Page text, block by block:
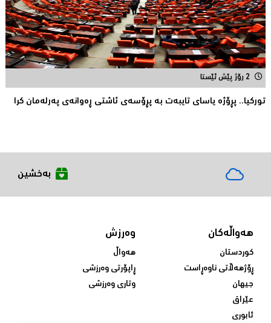
2 رۆژ پێش ئێستا
توركیا.. پڕۆژه‌ یاسای تایبه‌ت به‌ پڕۆسه‌ی ئاشتی ڕه‌وانه‌ی په‌رله‌مان كرا
بەخشین
هەواڵەکان
کوردستان
ڕۆژهەڵاتی ناوەڕاست
جیهان
عێراق
ئابوری
وەرزش
هەواڵ
ڕاپۆرتی وەرزشی
وتاری وەرزشی